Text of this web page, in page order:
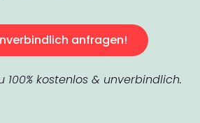
anfragen!
100% kostenlos & unverbindlich.